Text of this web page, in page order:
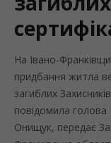
На Івано-
придбання житла
загиблих
повідомила голова
Онищук, передає